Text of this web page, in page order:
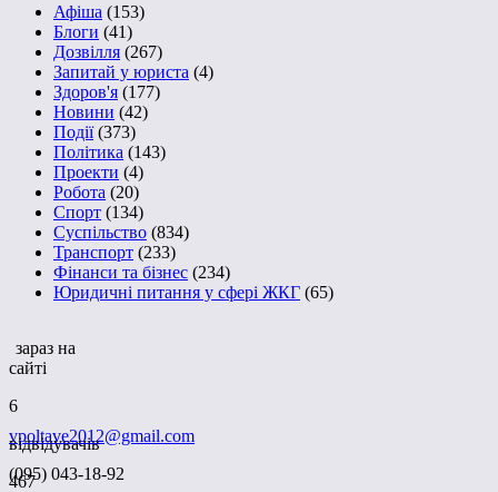
Афіша (153)
Блоги (41)
Дозвілля (267)
Запитай у юриста (4)
Здоров'я (177)
Новини (42)
Події(373)
Політика (143)
Проекти (4)
Робота (20)
Спорт (134)
Суспільство (834)
Транспорт (233)
Фінанси та бізнес (234)
Юридичні питання у сфері ЖКГ (65)
зараз на
сайті
6
відвідувачів
467
vpoltave2012@gmail.com
(095) 043-18-92